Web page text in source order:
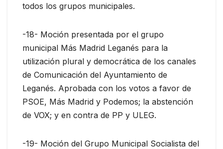
todos los grupos municipales.
-18- Moción presentada por el grupo
municipal Más Madrid Leganés para la
utilización plural y democrática de los canales
de Comunicación del Ayuntamiento de
Leganés. Aprobada con los votos a favor de
PSOE, Más Madrid y Podemos; la abstención
de VOX; y en contra de PP y ULEG.
-19- Moción del Grupo Municipal Socialista del